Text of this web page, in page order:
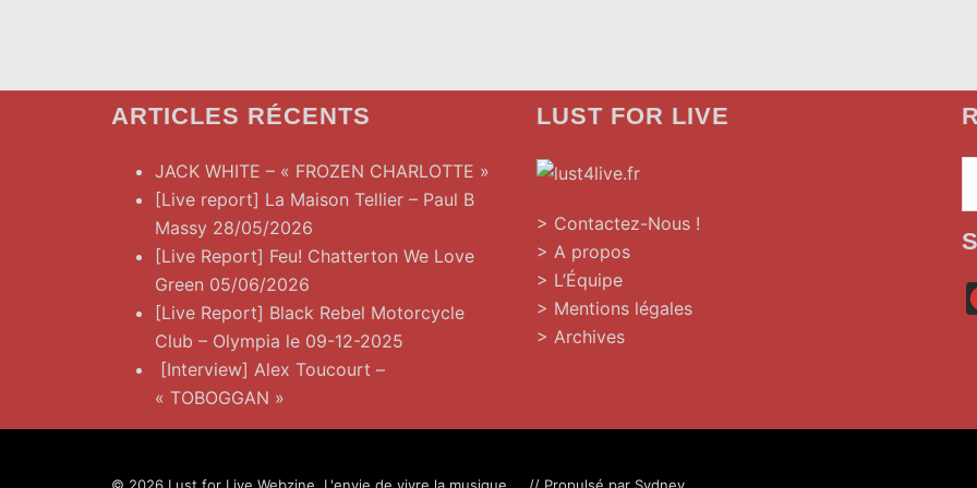
ARTICLES RÉCENTS
JACK WHITE – « FROZEN CHARLOTTE »
[Live report] La Maison Tellier – Paul B
Massy 28/05/2026
[Live Report] Feu! Chatterton We Love
Green 05/06/2026
[Live Report] Black Rebel Motorcycle
Club – Olympia le 09-12-2025
[Interview] Alex Toucourt –
« TOBOGGAN »
LUST FOR LIVE
> Contactez-Nous !
> A propos
> L’Équipe
> Mentions légales
> Archives